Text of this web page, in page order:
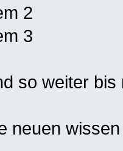
2
3
so weiter
neuen